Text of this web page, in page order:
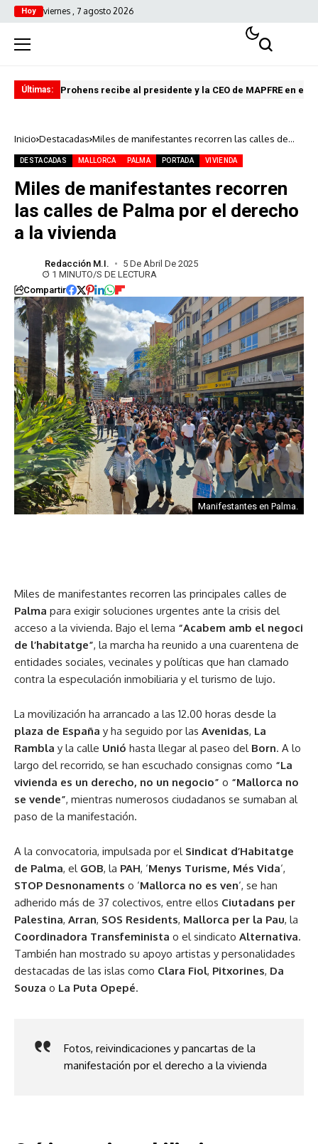
Hoy viernes , 7 agosto 2026
Últimas: Prohens recibe al presidente y la CEO de MAPFRE en el
Inicio Destacadas Miles de manifestantes recorren las calles de
DESTACADAS MALLORCA PALMA PORTADA VIVIENDA
Miles de manifestantes recorren
las calles de Palma por el derecho
a la vivienda
Redacción M.I.
5 De Abril De 2025
1 MINUTO/S DE LECTURA
Compartir
Manifestantes en Palma.
Miles de manifestantes recorren las principales calles de
Palma para exigir soluciones urgentes ante la crisis del
acceso a la vivienda. Bajo el lema “Acabem amb el negoci
de l’habitatge”, la marcha ha reunido a una cuarentena de
entidades sociales, vecinales y políticas que han clamado
contra la especulación inmobiliaria y el turismo de lujo.
La movilización ha arrancado a las 12.00 horas desde la
plaza de España y ha seguido por las Avenidas, La
Rambla y la calle Unió hasta llegar al paseo del Born. A lo
largo del recorrido, se han escuchado consignas como “La
vivienda es un derecho, no un negocio” o “Mallorca no
se vende”, mientras numerosos ciudadanos se sumaban al
paso de la manifestación.
A la convocatoria, impulsada por el Sindicat d’Habitatge
de Palma, el GOB, la PAH, ‘Menys Turisme, Més Vida‘,
STOP Desnonaments o ‘Mallorca no es ven‘, se han
adherido más de 37 colectivos, entre ellos Ciutadans per
Palestina, Arran, SOS Residents, Mallorca per la Pau, la
Coordinadora Transfeminista o el sindicato Alternativa.
También han mostrado su apoyo artistas y personalidades
destacadas de las islas como Clara Fiol, Pitxorines, Da
Souza o La Puta Opepé.
Fotos, reivindicaciones y pancartas de la
manifestación por el derecho a la vivienda